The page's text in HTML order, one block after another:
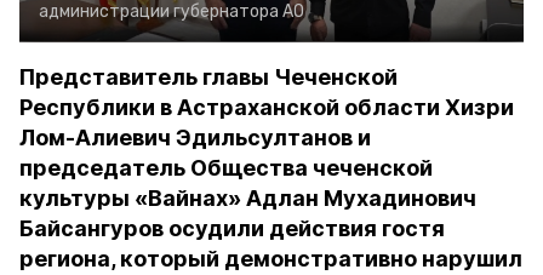
администрации губернатора АО
Представитель главы Чеченской
Республики в Астраханской области Хизри
Лом-Алиевич Эдильсултанов и
председатель Общества чеченской
культуры «Вайнах» Адлан Мухадинович
Байсангуров осудили действия гостя
региона, который демонстративно нарушил